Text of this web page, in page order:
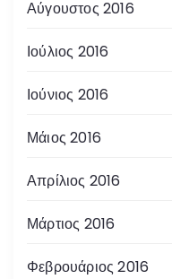
Αύγουστος 2016
Ιούλιος 2016
Ιούνιος 2016
Μάιος 2016
Απρίλιος 2016
Μάρτιος 2016
Φεβρουάριος 2016